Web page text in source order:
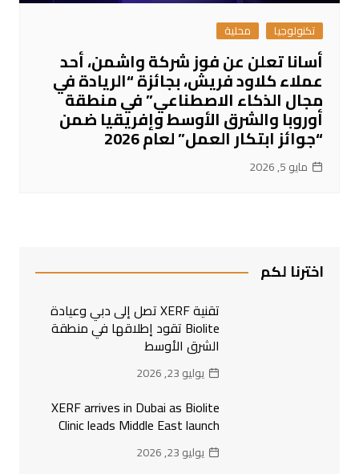
تكنولوجيا محلية
أسانا تعلن عن فوز شركة واشمن، أحد
عملاء كلاود فريش، بجائزة “الريادة في
مجال الذكاء الاصطناعي” في منطقة
أوروبا والشرق الأوسط وإفريقيا ضمن
“جوائز ابتكار العمل” لعام 2026
مايو 5, 2026
اخترنا لكم
تقنية XERF تصل إلى دبي وعيادة
Biolite تقود إطلاقها في منطقة
الشرق الأوسط
يوليو 23, 2026
XERF arrives in Dubai as Biolite
Clinic leads Middle East launch
يوليو 23, 2026